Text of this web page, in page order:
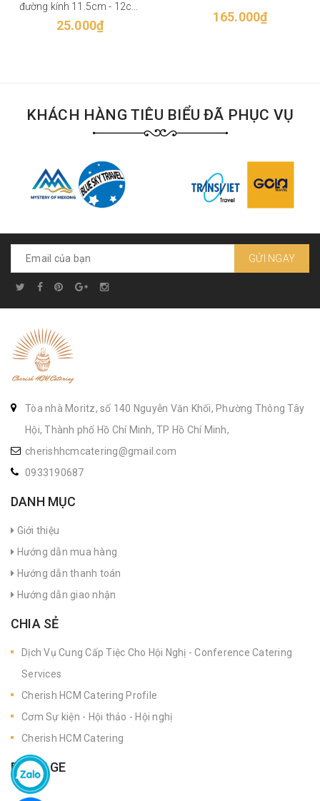
đường kính 11.5cm - 12cm
- giao từ 50 vỏ
25.000₫
165.000₫
KHÁCH HÀNG TIÊU BIỂU ĐÃ PHỤC VỤ
GỬI NGAY
Tòa nhà Moritz, số 140 Nguyễn Văn Khối, Phường Thông Tây
Hội, Thành phố Hồ Chí Minh, TP Hồ Chí Minh,
cherishhcmcatering@gmail.com
0933190687
DANH MỤC
Giới thiệu
Hướng dẫn mua hàng
Hướng dẫn thanh toán
Hướng dẫn giao nhận
CHIA SẺ
Dịch Vụ Cung Cấp Tiệc Cho Hội Nghị - Conference Catering
Services
Cherish HCM Catering Profile
Cơm Sự kiện - Hội thảo - Hội nghị
Cherish HCM Catering
FANPAGE